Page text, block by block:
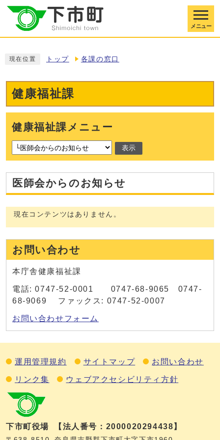
メニュー
現在位置 トップ 各課の窓口
健康福祉課
健康福祉課メニュー
表示
医師会からのお知らせ
現在コンテンツはありません。
お問い合わせ
本庁舎健康福祉課
電話: 0747-52-0001 0747-68-9065 0747-
68-9069 ファックス: 0747-52-0007
お問い合わせフォーム
運用管理規約 サイトマップ お問い合わせ
リンク集 ウェブアクセシビリティ方針
下市町役場 【法人番号：2000020294438】